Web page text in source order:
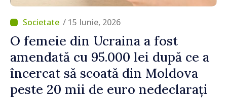
/ 15 Iunie, 2026
O femeie din Ucraina a fost
amendată cu 95.000 lei după ce a
încercat să scoată din Moldova
peste 20 mii de euro nedeclarați